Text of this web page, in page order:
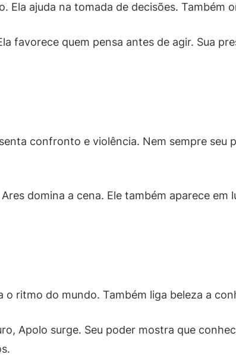
Ela ajuda na tomada de decisões. Também
favorece quem pensa antes de agir. Sua
confronto e violência. Nem sempre seu
domina a cena. Ele também aparece em
o ritmo do mundo. Também liga beleza a
Apolo surge. Seu poder mostra que